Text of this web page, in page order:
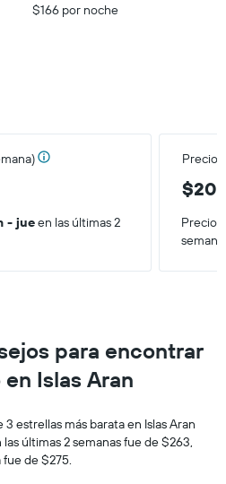
$166 por noche
Precio
- jueen las últimas 2
Precio
para encontrar
Islas Aran
estrellas más barata en Islas Aran
últimas 2 semanas fue de $263,
de $275.